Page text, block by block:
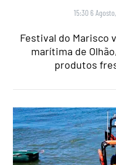
15:30 6
Festival do Marisco
marítima de
produtos